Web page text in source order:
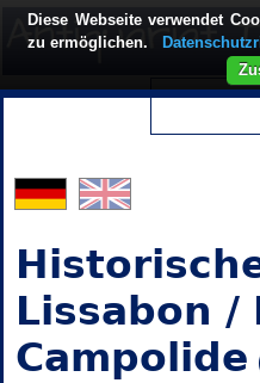
Lissabon /
Campolide
Diese Webseite verwendet
zu ermöglichen.